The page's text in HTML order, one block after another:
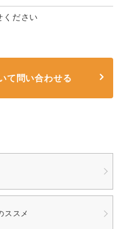
ください
て問い合わせる
ススメ